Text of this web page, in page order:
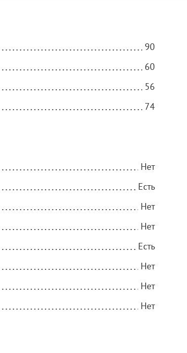
90
60
56
74
Нет
Есть
Нет
Нет
Есть
Нет
Нет
Нет